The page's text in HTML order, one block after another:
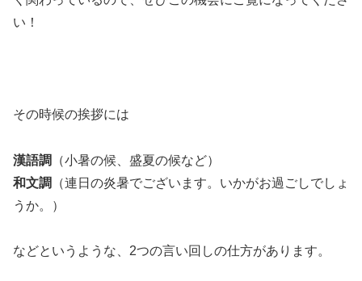
い！
その時候の挨拶には
漢語調
（小暑の候、盛夏の候など）
和文調
（連日の炎暑でございます。いかがお過ごしでしょ
うか。）
などというような、2つの言い回しの仕方があります。